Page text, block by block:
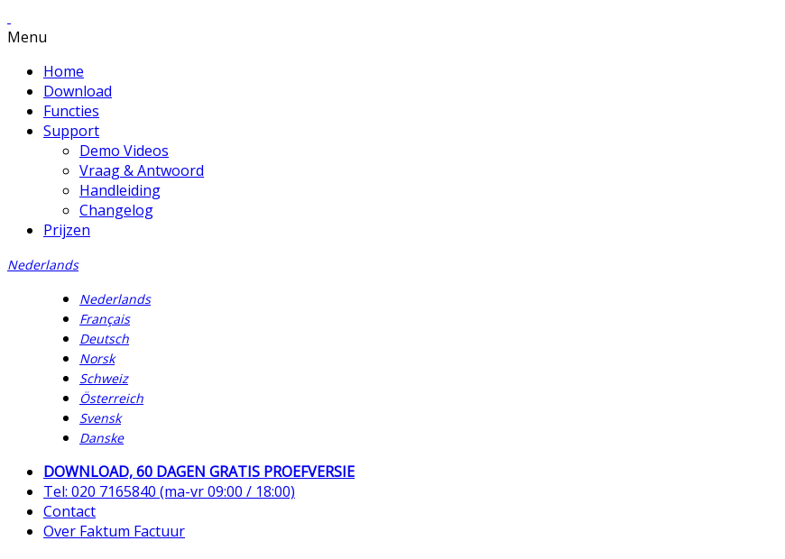
Menu
Home
Download
Functies
Support
Demo Videos
Vraag & Antwoord
Handleiding
Changelog
Prijzen
Nederlands
Nederlands
Français
Deutsch
Norsk
Schweiz
Österreich
Svensk
Danske
DOWNLOAD, 60 DAGEN GRATIS PROEFVERSIE
Tel: 020 7165840 (ma-vr 09:00 / 18:00)
Contact
Over Faktum Factuur